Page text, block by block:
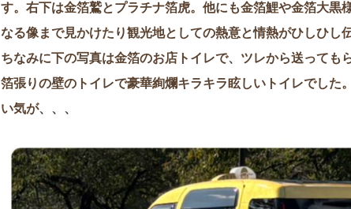
す。右下は金箔鷲とプラチナ箔虎。他にも金箔鯉や金箔大黒
なる像まで見かけたり観光地としての熱意と情熱がひしひし
ちなみに下の写真は金箔のお店トイレで、ツレから送っても
箔張りの壁のトイレで豪華絢爛キラキラ眩しいトイレでした
い気が、、、